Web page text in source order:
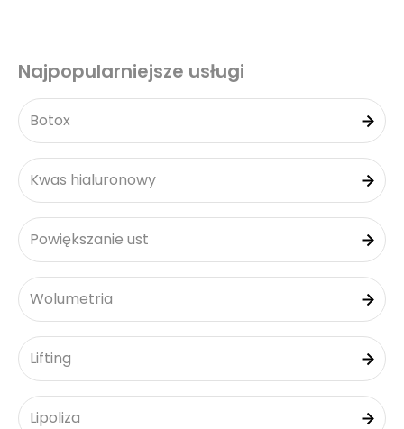
Najpopularniejsze usługi
Botox
Kwas hialuronowy
Powiększanie ust
Wolumetria
Lifting
Lipoliza